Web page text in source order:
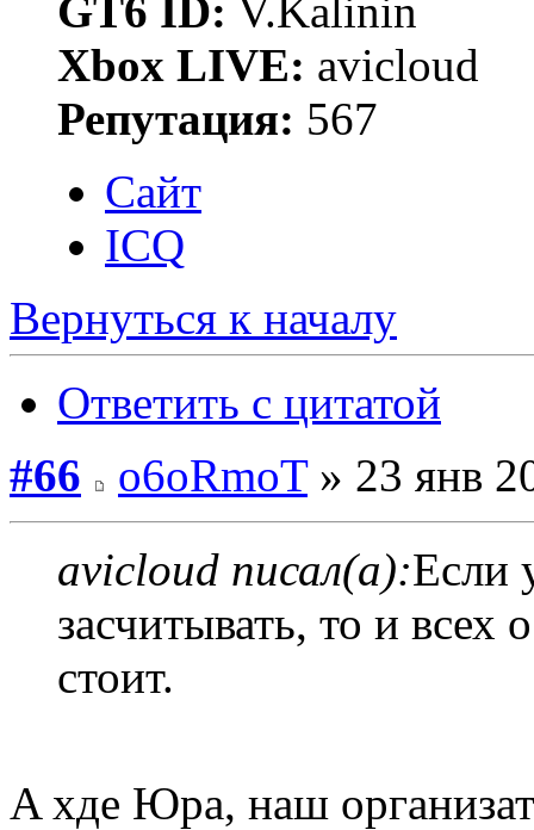
GT6 ID: V.Kalinin
Xbox LIVE: avicloud
Репутация: 567
Сайт
ICQ
Вернуться к началу
Ответить с цитатой
#66
o6oRmoT» 23 янв
avicloud писал(а):Если
засчитывать, то и всех
стоит.
A хде Юра, наш